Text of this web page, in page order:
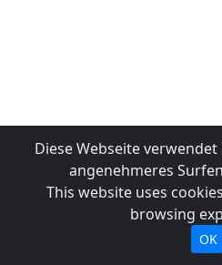
Diese Webseite
angenehmeres
This website uses
browsing
OK